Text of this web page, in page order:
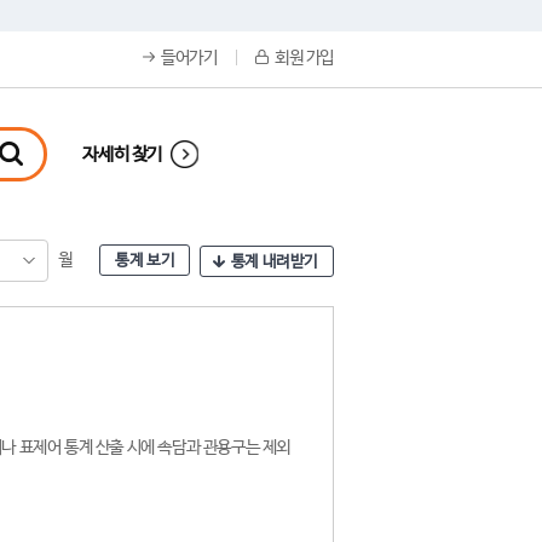
들어가기 회원 가입
자세히 찾기
월 통계 보기 통계 내려받기
표제어 통계 산출 시에 속담과 관용구는 제외